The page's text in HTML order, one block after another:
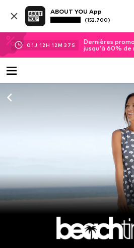
ABOUT YOU App
(152.700)
01J 12H 12M 35 S
Dernières
jusqu'à 60% de